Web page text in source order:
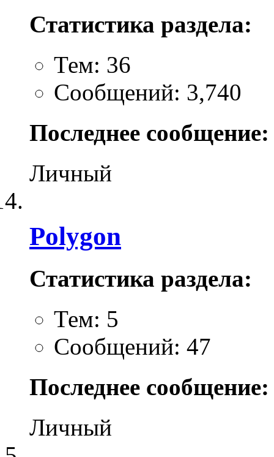
Статистика раздела:
Тем: 36
Сообщений: 3,740
Последнее сообщение:
Личный
Polygon
Статистика раздела:
Тем: 5
Сообщений: 47
Последнее сообщение:
Личный